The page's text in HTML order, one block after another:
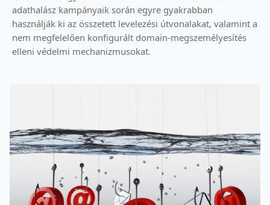
adathalász kampányaik során egyre gyakrabban
használják ki az összetett levelezési útvonalakat, valamint a
nem megfelelően konfigurált domain‑megszemélyesítés
elleni védelmi mechanizmusokat.